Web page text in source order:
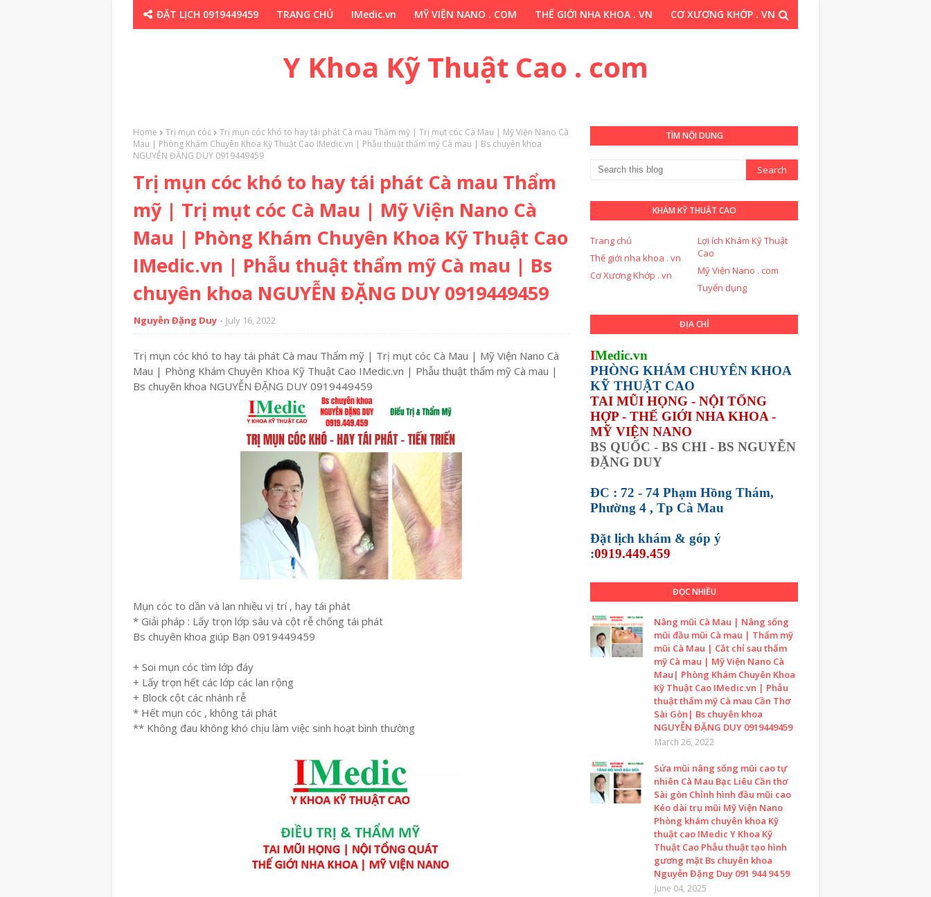
ĐẶT LỊCH 0919449459 TRANG CHỦ IMedic.vn MỸ VIỆN NANO . COM THẾ GIỚI NHA KHOA . VN CƠ XƯƠNG KHỚP . VN
Y Khoa Kỹ Thuật Cao . com
Home Trị mụn cóc
Trị mụn cóc khó to hay tái phát Cà mau Thẩm mỹ | Trị mụt cóc Cà Mau | Mỹ Viện Nano Cà
Mau | Phòng Khám Chuyên Khoa Kỹ Thuật Cao IMedic.vn | Phẫu thuật thẩm mỹ Cà mau | Bs chuyên khoa
NGUYỄN ĐẶNG DUY 0919449459
Trị mụn cóc khó to hay tái phát Cà mau Thẩm
mỹ | Trị mụt cóc Cà Mau | Mỹ Viện Nano Cà
Mau | Phòng Khám Chuyên Khoa Kỹ Thuật Cao
IMedic.vn | Phẫu thuật thẩm mỹ Cà mau | Bs
chuyên khoa NGUYỄN ĐẶNG DUY 0919449459
Nguyễn Đặng Duy July 16, 2022
Trị mụn cóc khó to hay tái phát Cà mau Thẩm mỹ | Trị mụt cóc Cà Mau | Mỹ Viện Nano Cà
Mau | Phòng Khám Chuyên Khoa Kỹ Thuật Cao IMedic.vn | Phẫu thuật thẩm mỹ Cà mau |
Bs chuyên khoa NGUYỄN ĐẶNG DUY 0919449459
Mụn cóc to dần và lan nhiều vị trí , hay tái phát
* Giải pháp : Lấy trọn lớp sâu và cột rễ chống tái phát
Bs chuyên khoa giúp Bạn 0919449459
+ Soi mụn cóc tìm lớp đáy
+ Lấy trọn hết các lớp các lan rộng
+ Block cột các nhánh rễ
* Hết mụn cóc , không tái phát
** Không đau không khó chịu làm việc sinh hoạt bình thường
TÌM NỘI DUNG
KHÁM KỸ THUẬT CAO
Trang chủ
Lợi ích Khám Kỹ Thuật
Cao
Thế giới nha khoa . vn
Mỹ Viện Nano . com
Cơ Xương Khớp . vn
Tuyển dụng
ĐỊA CHỈ
IMedic.vn
PHÒNG KHÁM CHUYÊN KHOA
KỸ THUẬT CAO
TAI MŨI HỌNG - NỘI TỔNG
HỢP - THẾ GIỚI NHA KHOA -
MỸ VIỆN NANO
BS QUỐC - BS CHI - BS NGUYỄN
ĐẶNG DUY
ĐC : 72 - 74 Phạm Hồng Thám,
Phường 4 , Tp Cà Mau
Đặt lịch khám & góp ý
:0919.449.459
ĐỌC NHIỀU
Nâng mũi Cà Mau | Nâng sống
mũi đầu mũi Cà mau | Thẩm mỹ
mũi Cà Mau | Cắt chỉ sau thẩm
mỹ Cà mau | Mỹ Viện Nano Cà
Mau| Phòng Khám Chuyên Khoa
Kỹ Thuật Cao IMedic.vn | Phẫu
thuật thẩm mỹ Cà mau Cần Thơ
Sài Gòn| Bs chuyên khoa
NGUYỄN ĐẶNG DUY 0919449459
March 26, 2022
Sửa mũi nâng sống mũi cao tự
nhiên Cà Mau Bạc Liêu Cần thơ
Sài gòn Chỉnh hình đầu mũi cao
Kéo dài trụ mũi Mỹ Viện Nano
Phòng khám chuyên khoa Kỹ
thuật cao IMedic Y Khoa Kỹ
Thuật Cao Phẫu thuật tạo hình
gương mặt Bs chuyên khoa
Nguyễn Đặng Duy 091 944 94 59
June 04, 2025